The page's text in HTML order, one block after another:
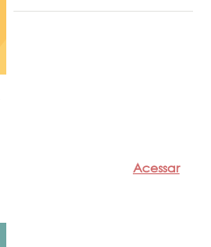
Acessar